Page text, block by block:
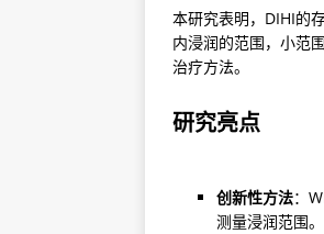
本研究表明，DIHI的
内浸润的范围，小范
治疗方法。
研究亮点
创新性方法：
测量浸润范围。